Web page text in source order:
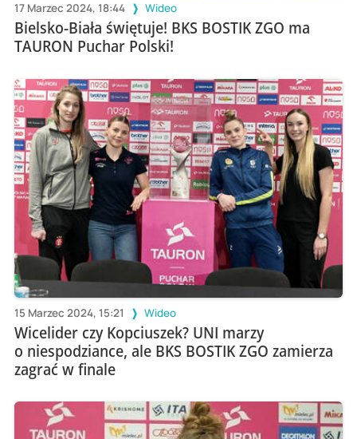
17 Marzec 2024, 18:44 Wideo
Bielsko-Biała świętuje! BKS BOSTIK ZGO ma
TAURON Puchar Polski!
15 Marzec 2024, 15:21 Wideo
Wicelider czy Kopciuszek? UNI marzy
o niespodziance, ale BKS BOSTIK ZGO zamierza
zagrać w finale